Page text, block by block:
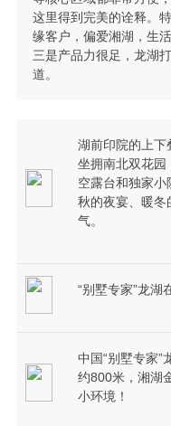
这里得到完美的诠释。
缘客户，偏爱湘湖，生活
三是产品力很足，龙湖
道。
湖前印院的上下
坐拥南北双花园
空露台和独家
秋的夜宴、暖冬
气。
“别墅专家”龙湖
中国“别墅专家”
约800米，湘湖
小环境！